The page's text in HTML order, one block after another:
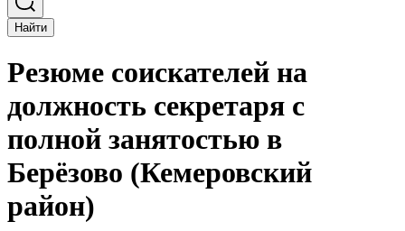
Найти
Резюме соискателей на
должность секретаря с
полной занятостью в
Берёзово (Кемеровский
район)